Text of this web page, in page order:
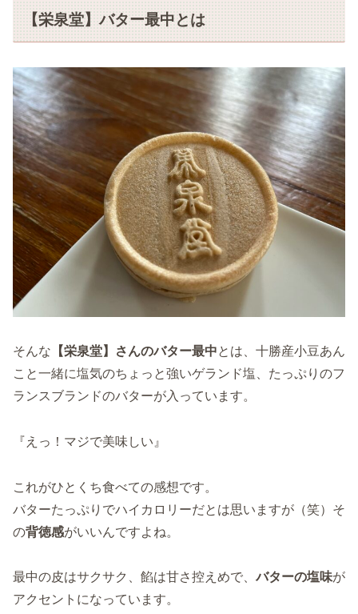
【栄泉堂】バター最中とは
そんな 【栄泉堂】さんのバター最中とは、十勝産小豆あん
こと一緒に塩気のちょっと強いゲランド塩、たっぷりのフ
ランスブランドのバターが入っています。
『えっ！マジで美味しい』
これがひとくち食べての感想です。
バターたっぷりでハイカロリーだとは思いますが（笑）そ
の背徳感がいいんですよね。
最中の皮はサクサク、餡は甘さ控えめで、バターの塩味が
アクセントになっています。